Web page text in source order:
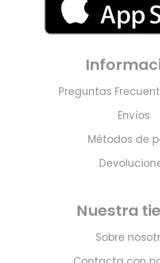
Preguntas
Envíos
Métodos de
Nuestra
Sobre